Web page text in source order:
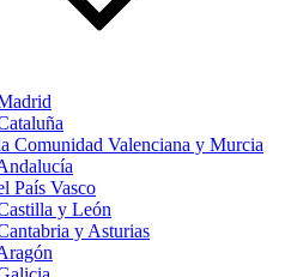
Comunidad Valenciana y Murcia
País Vasco
y León
y Asturias